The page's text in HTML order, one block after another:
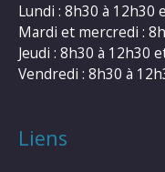
Lundi : 8h30 à 12h30
Mardi et mercredi :
Jeudi : 8h30 à 12h30
Vendredi : 8h30 à
Liens